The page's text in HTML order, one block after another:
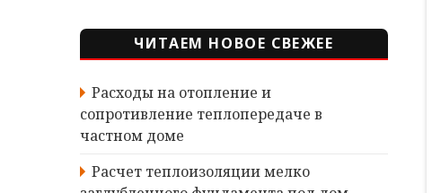
ЧИТАЕМ НОВОЕ СВЕЖЕЕ
Расходы на отопление и
сопротивление теплопередаче в
частном доме
Расчет теплоизоляции мелко